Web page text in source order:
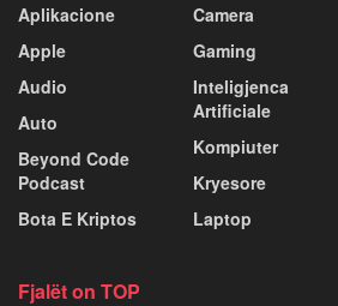
Aplikacione
Apple
Audio
Auto
Beyond Code
Podcast
Bota E Kriptos
Camera
Gaming
Inteligjenca
Artificiale
Kompiuter
Kryesore
Laptop
Fjalët on TOP